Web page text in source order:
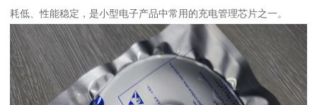
耗低、性能稳定，是小型电子产品中常用的充电管理芯片之一。